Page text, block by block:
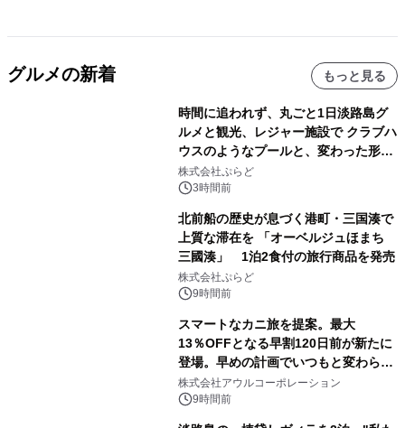
グルメの新着 もっと見る
時間に追われず、丸ごと1日淡路島グ
ルメと観光、レジャー施設で クラブハ
ウスのようなプールと、変わった形の
サウナも 「THE BOXY AWAJI」のお
得な素泊まり連泊プランで
株式会社ぷらど
3時間前
北前船の歴史が息づく港町・三国湊で
上質な滞在を 「オーベルジュほまち
三國湊」 1泊2食付の旅行商品を発売
株式会社ぷらど
9時間前
スマートなカニ旅を提案。最大
13％OFFとなる早割120日前が新たに
登場。早めの計画でいつもと変わらぬ
大人の冬旅を。ー夕日ヶ浦温泉「佳松
苑 別邸ふうか」ー
株式会社アウルコーポレーション
9時間前